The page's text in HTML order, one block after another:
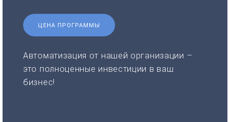
ЦЕНА ПРОГРАММЫ
Автоматизация от нашей организации –
это полноценные инвестиции в ваш
бизнес!